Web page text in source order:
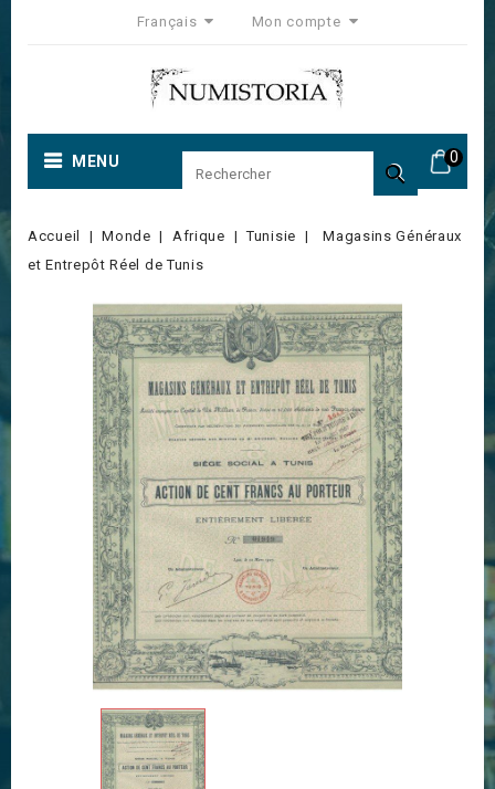
Français Mon compte
0
MENU 
Accueil Monde Afrique Tunisie
Magasins Généraux
et Entrepôt Réel de Tunis